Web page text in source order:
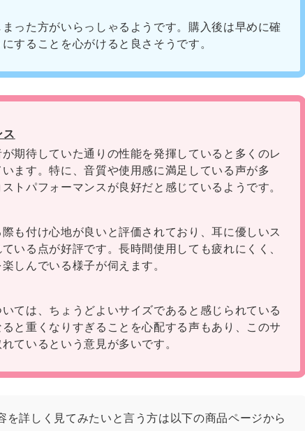
った方がいらっしゃるようです。購入後は早めに確
することを心がけると良さそうです。
ス
期待していた通りの性能を発揮していると多くのレ
ます。特に、音質や使用感に満足している声が多
トパフォーマンスが良好だと感じているようです。
も付け心地が良いと評価されており、耳に優しいス
いる点が好評です。長時間使用しても疲れにくく、
しんでいる様子が伺えます。
ては、ちょうどよいサイズであると感じられている
と重くなりすぎることを心配する声もあり、このサ
ているという意見が多いです。
を詳しく見てみたいと言う方は以下の商品ページから